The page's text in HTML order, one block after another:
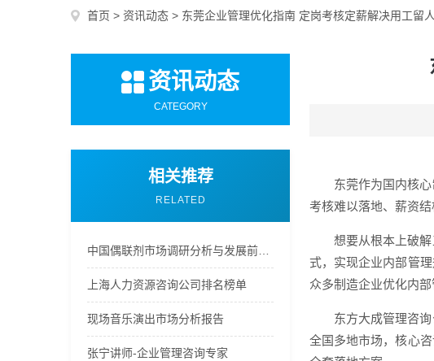
首页 > 资讯动态 > 东莞企业管理优化指南 定岗考核定薪解决用工留
资讯动态
CATEGORY
相关推荐
RELATED
上海人力资源咨询公司排名榜单
现场音乐演出市场分析报告
张宁讲师-企业管理咨询专家
东莞作为国内核
考核难以落地、薪资
想要从根本上破
式，实现企业内部管
众多制造企业优化内部
东方大成管理咨
全国多地市场，核心